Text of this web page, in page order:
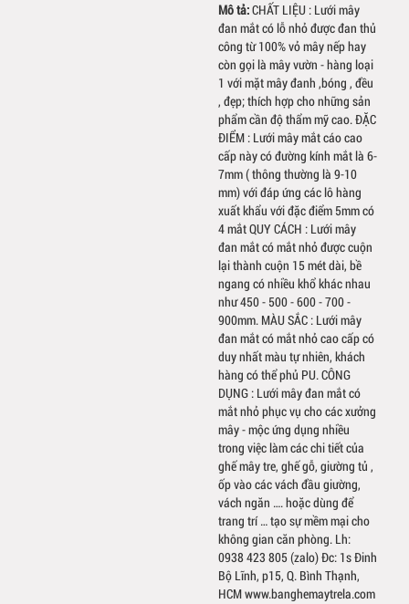
Mô tả:CHẤT LIỆU : Lưới mây
đan mắt có lỗ nhỏ được đan thủ
công từ 100% vỏ mây nếp hay
còn gọi là mây vườn - hàng loại
1 với mặt mây đanh ,bóng , đều
, đẹp; thích hợp cho những sản
phẩm cần độ thẩm mỹ cao. ĐẶC
ĐIỂM : Lưới mây mắt cáo cao
cấp này có đường kính mắt là 6-
7mm ( thông thường là 9-10
mm) với đáp ứng các lô hàng
xuất khẩu với đặc điểm 5mm có
4 mắt QUY CÁCH : Lưới mây
đan mắt có mắt nhỏ được cuộn
lại thành cuộn 15 mét dài, bề
ngang có nhiều khổ khác nhau
như 450 - 500 - 600 - 700 -
900mm. MÀU SẮC : Lưới mây
đan mắt có mắt nhỏ cao cấp có
duy nhất màu tự nhiên, khách
hàng có thể phủ PU. CÔNG
DỤNG : Lưới mây đan mắt có
mắt nhỏ phục vụ cho các xưởng
mây - mộc ứng dụng nhiều
trong việc làm các chi tiết của
ghế mây tre, ghế gỗ, giường tủ ,
ốp vào các vách đầu giường,
vách ngăn …. hoặc dùng để
trang trí … tạo sự mềm mại cho
không gian căn phòng. Lh:
0938 423 805 (zalo) Đc: 1s Đinh
Bộ Lĩnh, p15, Q. Bình Thạnh,
HCM www.banghemaytrela.com